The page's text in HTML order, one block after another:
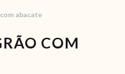
RECEITAS
VÍDEOS
abacate
COM